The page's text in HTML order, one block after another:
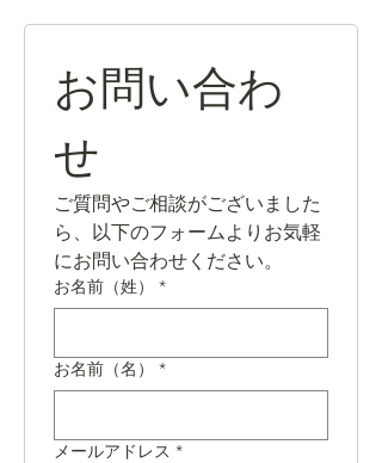
お問い合わ
せ
ご質問やご相談がございました
ら、以下のフォームよりお気軽
にお問い合わせください。
お名前（姓） *
お名前（名） *
メールアドレス *